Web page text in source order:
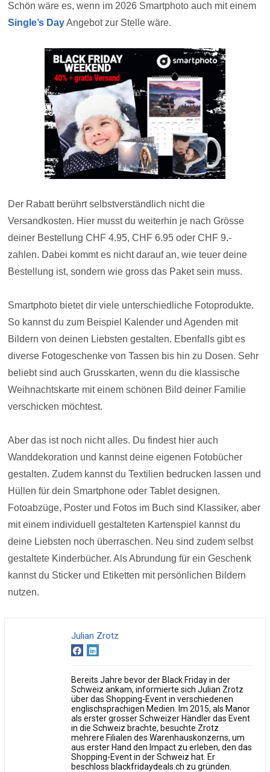
Schön wäre es, wenn im 2026 Smartphoto auch mit einem
Single’s DayAngebot zur Stelle wäre.
Der Rabatt berührt selbstverständlich nicht die
Versandkosten. Hier musst du weiterhin je nach Grösse
deiner Bestellung CHF 4.95, CHF 6.95 oder CHF 9.-
zahlen. Dabei kommt es nicht darauf an, wie teuer deine
Bestellung ist, sondern wie gross das Paket sein muss.
Smartphoto bietet dir viele unterschiedliche Fotoprodukte.
So kannst du zum Beispiel Kalender und Agenden mit
Bildern von deinen Liebsten gestalten. Ebenfalls gibt es
diverse Fotogeschenke von Tassen bis hin zu Dosen. Sehr
beliebt sind auch Grusskarten, wenn du die klassische
Weihnachtskarte mit einem schönen Bild deiner Familie
verschicken möchtest.
Aber das ist noch nicht alles. Du findest hier auch
Wanddekoration und kannst deine eigenen Fotobücher
gestalten. Zudem kannst du Textilien bedrucken lassen und
Hüllen für dein Smartphone oder Tablet designen.
Fotoabzüge, Poster und Fotos im Buch sind Klassiker, aber
mit einem individuell gestalteten Kartenspiel kannst du
deine Liebsten noch überraschen. Neu sind zudem selbst
gestaltete Kinderbücher. Als Abrundung für ein Geschenk
kannst du Sticker und Etiketten mit persönlichen Bildern
nutzen.
Julian Zrotz
Bereits Jahre bevor der Black Friday in der
Schweiz ankam, informierte sich Julian Zrotz
über das Shopping-Event in verschiedenen
englischsprachigen Medien. Im 2015, als Manor
als erster grosser Schweizer Händler das Event
in die Schweiz brachte, besuchte Zrotz
mehrere Filialen des Warenhauskonzerns, um
aus erster Hand den Impact zu erleben, den das
Shopping-Event in der Schweiz hat. Er
beschloss blackfridaydeals.ch zu gründen.